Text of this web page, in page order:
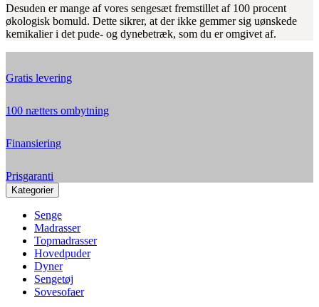
Desuden er mange af vores sengesæt fremstillet af 100 procent
økologisk bomuld. Dette sikrer, at der ikke gemmer sig uønskede
kemikalier i det pude- og dynebetræk, som du er omgivet af.
Gratis levering
100 nætters ombytning
Finansiering
Prisgaranti
Kategorier
Senge
Madrasser
Topmadrasser
Hovedpuder
Dyner
Sengetøj
Sovesofaer